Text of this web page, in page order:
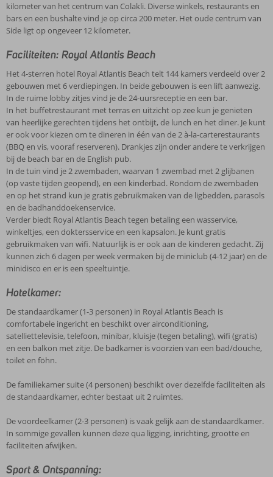
kilometer van het centrum van Colakli. Diverse winkels, restaurants en
bars en een bushalte vind je op circa 200 meter. Het oude centrum van
Side ligt op ongeveer 12 kilometer.
Faciliteiten: Royal Atlantis Beach
Het 4-sterren hotel Royal Atlantis Beach telt 144 kamers verdeeld over 2
gebouwen met 6 verdiepingen. In beide gebouwen is een lift aanwezig.
In de ruime lobby zitjes vind je de 24-uursreceptie en een bar.
In het buffetrestaurant met terras en uitzicht op zee kun je genieten
van heerlijke gerechten tijdens het ontbijt, de lunch en het diner. Je kunt
er ook voor kiezen om te dineren in één van de 2 à-la-carterestaurants
(BBQ en vis, vooraf reserveren). Drankjes zijn onder andere te verkrijgen
bij de beach bar en de English pub.
In de tuin vind je 2 zwembaden, waarvan 1 zwembad met 2 glijbanen
(op vaste tijden geopend), en een kinderbad. Rondom de zwembaden
en op het strand kun je gratis gebruikmaken van de ligbedden, parasols
en de badhanddoekenservice.
Verder biedt Royal Atlantis Beach tegen betaling een wasservice,
winkeltjes, een doktersservice en een kapsalon. Je kunt gratis
gebruikmaken van wifi. Natuurlijk is er ook aan de kinderen gedacht. Zij
kunnen zich 6 dagen per week vermaken bij de miniclub (4-12 jaar) en de
minidisco en er is een speeltuintje.
Hotelkamer:
De standaardkamer (1-3 personen) in Royal Atlantis Beach is
comfortabele ingericht en beschikt over airconditioning,
satelliettelevisie, telefoon, minibar, kluisje (tegen betaling), wifi (gratis)
en een balkon met zitje. De badkamer is voorzien van een bad/douche,
toilet en föhn.
De familiekamer suite (4 personen) beschikt over dezelfde faciliteiten als
de standaardkamer, echter bestaat uit 2 ruimtes.
De voordeelkamer (2-3 personen) is vaak gelijk aan de standaardkamer.
In sommige gevallen kunnen deze qua ligging, inrichting, grootte en
faciliteiten afwijken.
Sport & Ontspanning: